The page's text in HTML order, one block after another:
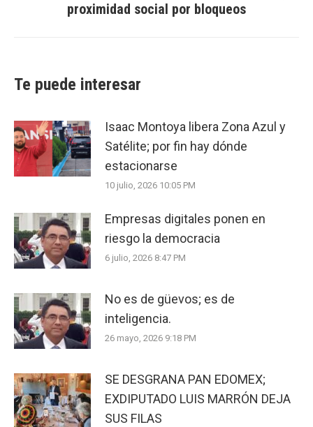
post:
proximidad social por bloqueos
Te puede interesar
Isaac Montoya libera Zona Azul y
Satélite; por fin hay dónde
estacionarse
10 julio, 2026 10:05 PM
Empresas digitales ponen en
riesgo la democracia
6 julio, 2026 8:47 PM
No es de güevos; es de
inteligencia.
26 mayo, 2026 9:18 PM
SE DESGRANA PAN EDOMEX;
EXDIPUTADO LUIS MARRÓN DEJA
SUS FILAS